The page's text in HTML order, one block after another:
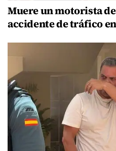
Muere un motorista de
accidente de tráfico